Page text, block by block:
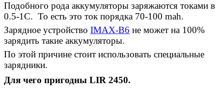
Подобного рода аккумуляторы заряжаются токами в
0.5-1С. То есть это ток порядка 70-100 mah.
Зарядное устройство IMAX-B6 не может на 100%
зарядить такие аккумуляторы.
По этой причине стоит использовать специальные
зарядники.
Для чего пригодны LIR 2450.